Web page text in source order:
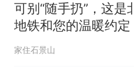
可别“随手扔”，这是
地铁和您的温暖约定
家住石景山